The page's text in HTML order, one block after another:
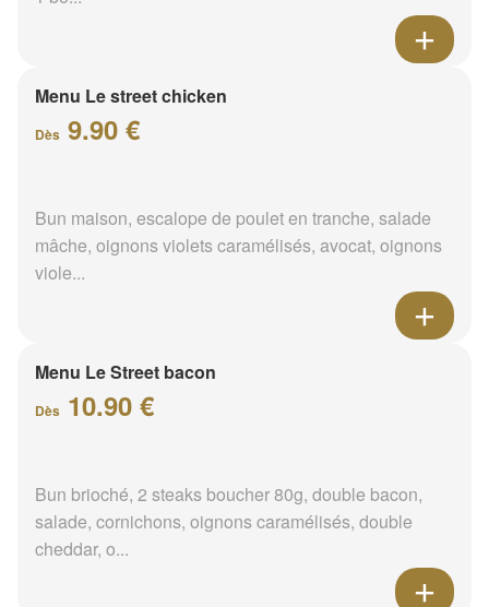
Menu Le street chicken
Dès 9.90 €
Bun maison, escalope de poulet en tranche, salade
mâche, oignons violets caramélisés, avocat, oignons
viole...
Menu Le Street bacon
Dès 10.90 €
Bun brioché, 2 steaks boucher 80g, double bacon,
salade, cornichons, oignons caramélisés, double
cheddar, o...